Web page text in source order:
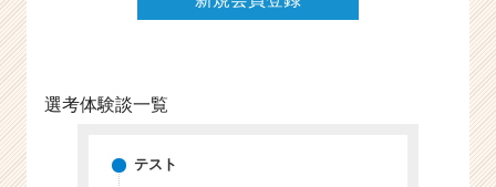
く
選考体験談一覧
テスト